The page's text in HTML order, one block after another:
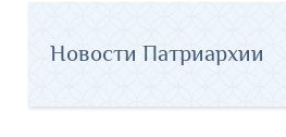
Новости Патриархии